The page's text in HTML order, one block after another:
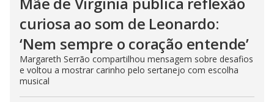
curiosa ao som de Leonardo:
‘Nem sempre o coração entende’
Margareth Serrão compartilhou mensagem sobre desafios
e voltou a mostrar carinho pelo sertanejo com escolha
musical